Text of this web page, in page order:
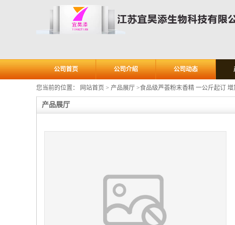
公司首页 公司介绍 公司动态
您当前的位置： 网站首页 > 产品展厅 >食品级芦荟粉末香精 一公斤起订 增
产品展厅